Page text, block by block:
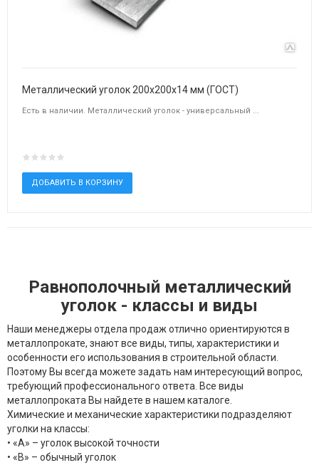
Металлический уголок 200х200х14 мм (ГОСТ)
Есть в наличии. Металлический уголок - универсальный ...
Равнополочный металлический
уголок - классы и виды
Наши менеджеры отдела продажотлично ориентируются в
металлопрокате, знают все виды, типы, характеристики и
особенности его использования в строительной области.
Поэтому Вы всегда можете задать нам интересующий вопрос,
требующий профессионального ответа. Все виды
металлопроката Вы найдете в нашем каталоге.
Химические и механические характеристики подразделяют
уголки на классы:
• «А» – уголок высокой точности
• «В» – обычный уголок